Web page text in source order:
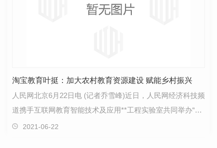
淘宝教育叶挺：加大农村教育资源建设 赋能乡村振兴
人民网北京6月22日电 (记者乔雪峰)近日，人民网经济科技频
道携手互联网教育智能技术及应用**工程实验室共同举办“人
工智能赋能区域智慧教育——教育新基建专场”，…
2021-06-22